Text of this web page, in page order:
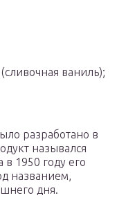
ваниль);
разработано в
назывался
1950 году его
названием,
дня.